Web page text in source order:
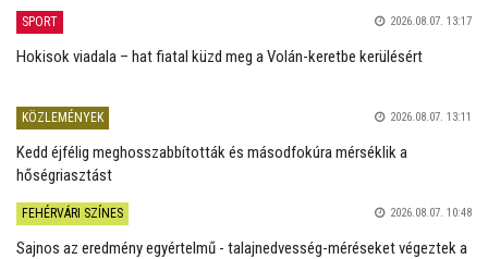
SPORT 2026.08.07. 13:17
Hokisok viadala – hat fiatal küzd meg a Volán-keretbe kerülésért
KÖZLEMÉNYEK 2026.08.07. 13:11
Kedd éjfélig meghosszabbították és másodfokúra mérséklik a
hőségriasztást
FEHÉRVÁRI SZÍNES 2026.08.07. 10:48
Sajnos az eredmény egyértelmű - talajnedvesség-méréseket végeztek a